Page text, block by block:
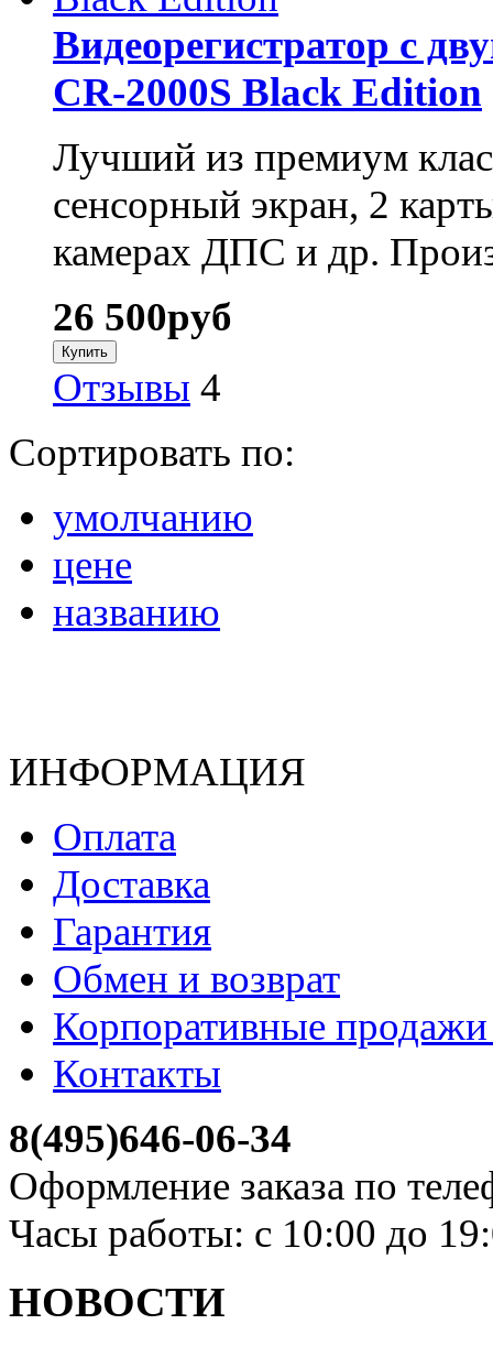
Видеорегистратор с
CR-2000S Black Edition
Лучший из премиум
сенсорный экран, 2
камерах ДПС и др.
26 500руб
Отзывы 4
Сортировать по:
умолчанию
цене
названию
ИНФОРМАЦИЯ
Оплата
Доставка
Гарантия
Обмен и возврат
Корпоративные
Контакты
8(495)646-06-34
Оформление заказа по
Часы работы: с 10:00 до
НОВОСТИ